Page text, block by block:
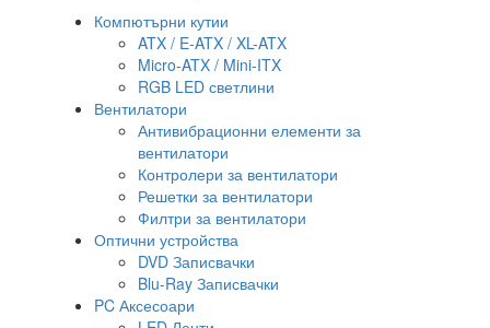
Компютърни кутии
ATX / E-ATX / XL-ATX
Micro-ATX / Mini-ITX
RGB LED светлини
Вентилатори
Антивибрационни елементи за
вентилатори
Контролери за вентилатори
Решетки за вентилатори
Филтри за вентилатори
Оптични устройства
DVD Записвачки
Blu-Ray Записвачки
PC Аксесоари